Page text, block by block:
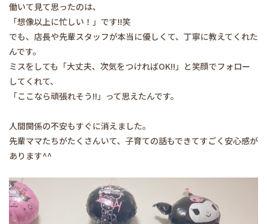
働いて見て思ったのは、
「想像以上に忙しい！」です!!笑
でも、店長や先輩スタッフが本当に優しくて、丁寧に教えてくれた
んです。
ミスをしても「大丈夫、次気をつければOK!!」と笑顔でフォロー
してくれて、
「ここなら頑張れそう!!」って思えたんです。
人間関係の不安もすぐに消えました。
先輩ママたちがたくさんいて、子育ての話もできてすごく安心感が
あります^^